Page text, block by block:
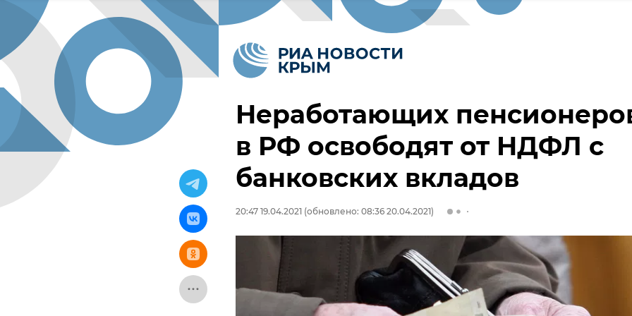
Неработающих
в РФ освободят от НДФЛ с
банковских вкладов
20:47 19.04.2021 (обновлено: 08:36 20.04.2021)